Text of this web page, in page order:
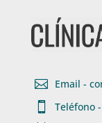
 Email -

Teléfono